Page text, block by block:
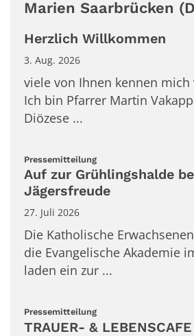
Marien Saarbrücken
Herzlich Willkommen
3. Aug. 2026
viele von Ihnen kennen
Ich bin Pfarrer Martin
Diözese ...
Pressemitteilung:
Auf zur Grühlingshalde
Jägersfreude
27. Juli 2026
Die Katholische
die Evangelische Akademie
laden ein zur ...
Pressemitteilung:
TRAUER- &